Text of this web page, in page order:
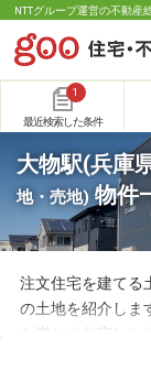
NTTグループ運営の不動産
1
最近検索した条件
大物駅(兵庫
地・売地) 物件
注文住宅を建てる
の土地を紹介しま
を満たす住宅し
ば、自由度の高